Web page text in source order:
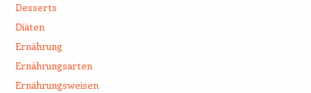
Desserts
Diäten
Ernährung
Ernährungsarten
Ernährungsweisen